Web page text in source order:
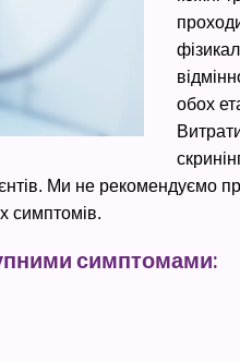
обох
Ми не рекомендуємо
симптомів.
симптомами: